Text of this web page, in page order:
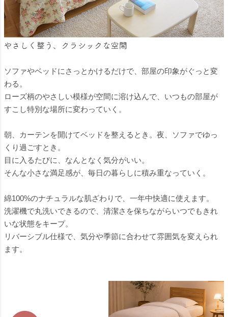
ソファやベッドにさっとかけるだけで、部屋の印象がぐっと変
わる。
ローズ柄のやさしい模様が空間に溶け込んで、いつもの部屋が
すこし特別な場所に変わっていく。
朝、カーテンを開けてベッドを整えるとき。夜、ソファでゆっ
くり過ごすとき。
目に入るたびに、なんとなく気分がいい。
そんな小さな満足感が、毎日の暮らしに積み重なっていく。
綿100%のナチュラルな肌ざわりで、一年中快適に使えます。
洗濯機で丸洗いできるので、清潔さを保ちながらいつでもきれ
いな状態をキープ。
リバーシブル仕様で、気分や季節に合わせて雰囲気を変えられ
ます。